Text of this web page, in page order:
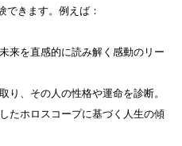
できます。例えば：
来を直感的に読み解く感動のリー
り、その人の性格や運命を診断。
たホロスコープに基づく人生の傾